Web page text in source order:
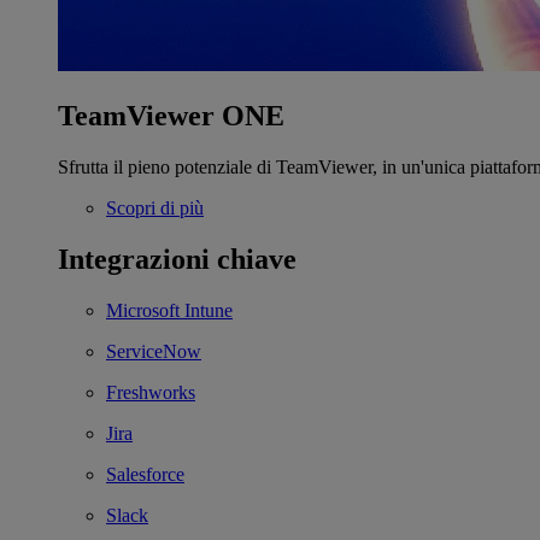
TeamViewer ONE
Sfrutta il pieno potenziale di TeamViewer, in un'unica
Scopri di più
Integrazioni chiave
Microsoft Intune
ServiceNow
Freshworks
Jira
Salesforce
Slack